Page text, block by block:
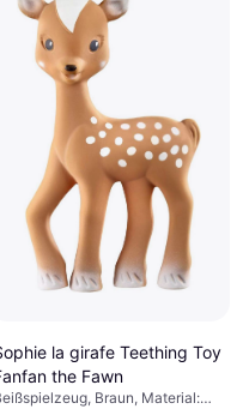
la girafe Teething Toy
the Fawn
Braun, Material: